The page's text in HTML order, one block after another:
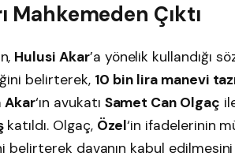
Mahkemeden Çıktı
Hulusi Akar’a yönelik kullandığı
belirterek, 10 bin lira manevi
Akar‘ın avukatı Samet Can Olgaç
katıldı. Olgaç, Özel‘in ifadelerinin
belirterek davanın kabul